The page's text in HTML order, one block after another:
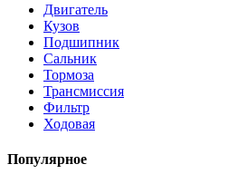
Двигатель
Кузов
Подшипник
Сальник
Тормоза
Трансмиссия
Фильтр
Ходовая
Популярное